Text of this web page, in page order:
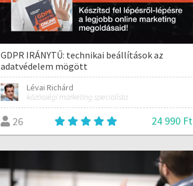
GDPR IRÁNYTŰ: technikai beállítások az
adatvédelem mögött
Lévai Richárd
közösségi marketing specialista
26 24 990 Ft